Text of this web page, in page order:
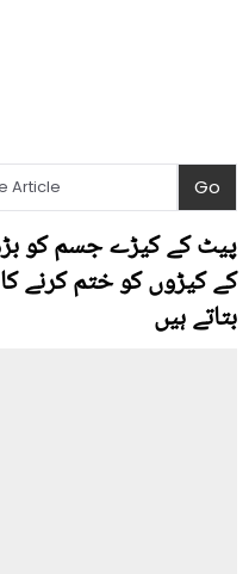
پیٹ کے کیڑے جسم کو
کے کیڑوں کو ختم کرنے
بتاتے ہیں